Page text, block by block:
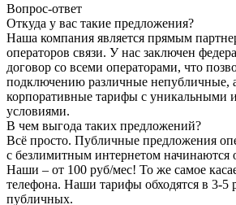
Вопрос-ответ
Откуда у вас такие предложения?
Наша компания является прямым
операторов связи. У нас заключен
договор со всеми операторами, что
подключению различные непубличные,
корпоративные тарифы с уникальными
условиями.
В чем выгода таких предложений?
Всё просто. Публичные предложения
с безлимитным интернетом начинаются
Наши – от 100 руб/мес! То же самое
телефона. Наши тарифы обходятся в 3-5
публичных.